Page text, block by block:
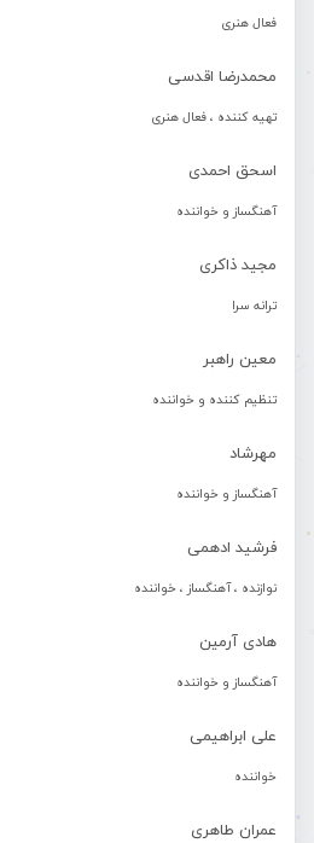
فعال هنری
محمدرضا اقدسی
تهیه کننده ، فعال هنری
اسحق احمدی
آهنگساز و خواننده
مجید ذاکری
ترانه سرا
معین راهبر
تنظیم کننده و خواننده
مهرشاد
آهنگساز و خواننده
فرشید ادهمی
نوازنده ، آهنگساز ، خواننده
هادی آرمین
آهنگساز و خواننده
علی ابراهیمی
خواننده
عمران طاهری